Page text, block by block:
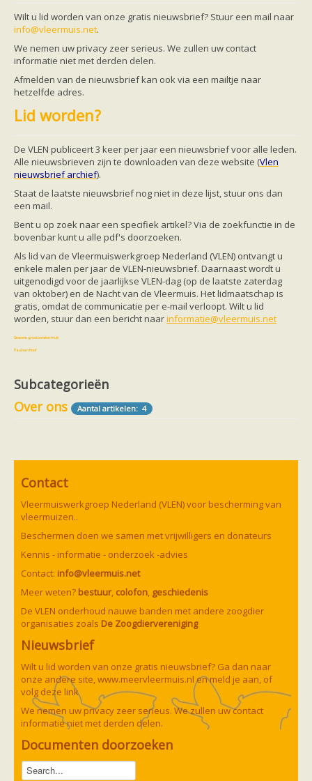
Knelpunten in vleermuisbescherming
Vleermuis advies en onderzoekbureaus
Doe mee
vleermuiskasten kopen/ ophangen
Landelijk zoogdierwerkgroepen
Regionale of provinciale werkgroepen
Jeugd
Internationaal
Ik wil graag mee op vleermuisexcursie
Vleermuizen in de tuin
Aankondiging activiteiten
Ecologie en soorten
Voedsel en jagen
Verblijfplaatsen
Soorten
Baardvleermuis
Bechsteins vleermuis
Bosvleermuis
Brandt's vleermuis
Bruine of gewone grootoorvleermuis
Ingekorven vleermuis
Laatvlieger
Rosse vleermuis
Vale vleermuis
Watervleermuis
Vleermuizen en eikenprocessierups
Kinderpagina
Spreekbeurt
Knutselen
Tekenen
Spelletjes
Weetjes
Meer weten
Links
geluiden van vleermuizen
Achtergrond informatie
Nieuwsberichten
Informatiefolders
Nederland
Buitenland
Meer dan vleermuizen
Handleidingen
Vlendag presentaties
Vlennieuwsbrief
Overige publicaties
Gewone grootoorvleermuis
Paul van Hoof
Wilt u lid worden van onze gratis nieuwsbrief? Stuur een mail naar
info@vleermuis.net.
We nemen uw privacy zeer serieus. We zullen uw contact
informatie niet met derden delen.
Afmelden van de nieuwsbrief kan ook via een mailtje naar
hetzelfde adres.
Lid worden?
De VLEN publiceert 3 keer per jaar een nieuwsbrief voor alle leden.
Alle nieuwsbrieven zijn te downloaden van deze website (Vlen
nieuwsbrief archief).
Staat de laatste nieuwsbrief nog niet in deze lijst, stuur ons dan
een mail.
Bent u op zoek naar een specifiek artikel? Via de zoekfunctie in de
bovenbar kunt u alle pdf's doorzoeken.
Als lid van de Vleermuiswerkgroep Nederland (VLEN) ontvangt u
enkele malen per jaar de VLEN-nieuwsbrief. Daarnaast wordt u
uitgenodigd voor de jaarlijkse VLEN-dag (op de laatste zaterdag
van oktober) en de Nacht van de Vleermuis. Het lidmaatschap is
gratis, omdat de communicatie per e-mail verloopt. Wilt u lid
worden, stuur dan een bericht naarinformatie@vleermuis.net
Subcategorieën
Over ons
Aantal artikelen: 4
Contact
Vleermuiswerkgroep Nederland (VLEN) voor bescherming van
vleermuizen..
Beschermen doen we samen met vrijwilligers en donateurs
Kennis - informatie - onderzoek -advies
Contact: info@vleermuis.net
Meer weten? bestuur, colofon, geschiedenis
De VLEN onderhoud nauwe banden met andere zoogdier
organisaties zoals De Zoogdiervereniging
Nieuwsbrief
Wilt u lid worden van onze gratis nieuwsbrief? Ga dan naar
onze andere site,www.meervleermuis.nlen meld je aan, of
volg deze link
We nemen uw privacy zeer serieus. We zullen uw contact
informatie niet met derden delen.
Documenten doorzoeken